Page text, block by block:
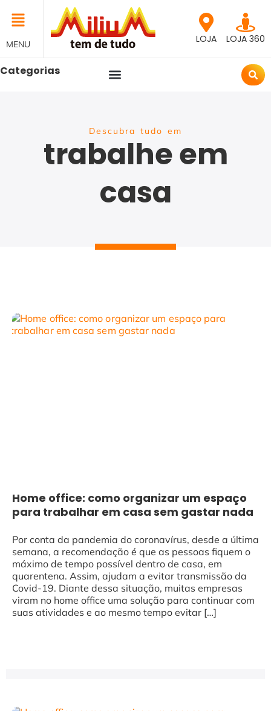
MENU LOJA LOJA 360
Categorias
Descubra tudo em
trabalhe em
casa
Home office: como organizar um espaço
para trabalhar em casa sem gastar nada
Por conta da pandemia do coronavírus, desde a última
semana, a recomendação é que as pessoas fiquem o
máximo de tempo possível dentro de casa, em
quarentena. Assim, ajudam a evitar transmissão da
Covid-19. Diante dessa situação, muitas empresas
viram no home office uma solução para continuar com
suas atividades e ao mesmo tempo evitar […]